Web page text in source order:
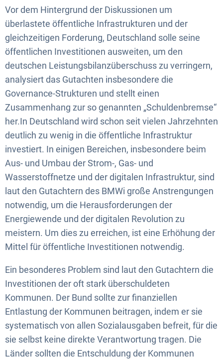
Vor dem Hintergrund der Diskussionen um
überlastete öffentliche Infrastrukturen und der
gleichzeitigen Forderung, Deutschland solle seine
öffentlichen Investitionen ausweiten, um den
deutschen Leistungsbilanzüberschuss zu verringern,
analysiert das Gutachten insbesondere die
Governance-Strukturen und stellt einen
Zusammenhang zur so genannten „Schuldenbremse“
her.In Deutschland wird schon seit vielen Jahrzehnten
deutlich zu wenig in die öffentliche Infrastruktur
investiert. In einigen Bereichen, insbesondere beim
Aus- und Umbau der Strom-, Gas- und
Wasserstoffnetze und der digitalen Infrastruktur, sind
laut den Gutachtern des BMWi große Anstrengungen
notwendig, um die Herausforderungen der
Energiewende und der digitalen Revolution zu
meistern. Um dies zu erreichen, ist eine Erhöhung der
Mittel für öffentliche Investitionen notwendig.
Ein besonderes Problem sind laut den Gutachtern die
Investitionen der oft stark überschuldeten
Kommunen. Der Bund sollte zur finanziellen
Entlastung der Kommunen beitragen, indem er sie
systematisch von allen Sozialausgaben befreit, für die
sie selbst keine direkte Verantwortung tragen. Die
Länder sollten die Entschuldung der Kommunen